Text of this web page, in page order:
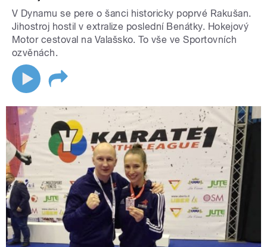
V Dynamu se pere o šanci historicky poprvé Rakušan.
Jihostroj hostil v extralize poslední Benátky. Hokejový
Motor cestoval na Valašsko. To vše ve Sportovních
ozvěnách.